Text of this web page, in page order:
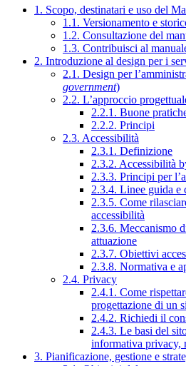
1. Scopo, destinatari e uso del
1.1. Versionamento e
1.2. Consultazione del
1.3. Contribuisci al
2. Introduzione al design per i
2.1. Design per
government)
2.2. L’approccio
2.2.1. Buone
2.2.2. Principi
2.3. Accessibilità
2.3.1. Definizione
2.3.2. Accessibilità
2.3.3. Principi per
2.3.4. Linee guida e
2.3.5. Come
accessibilità
2.3.6. Meccanismo
attuazione
2.3.7. Obiettivi
2.3.8. Normativa e
2.4. Privacy
2.4.1. Come
progettazione di un
2.4.2. Richiedi il
2.4.3. Le basi del
informativa privacy,
3. Pianificazione, gestione e